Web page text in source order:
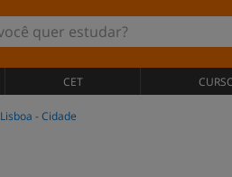
CET
Lisboa - Cidade